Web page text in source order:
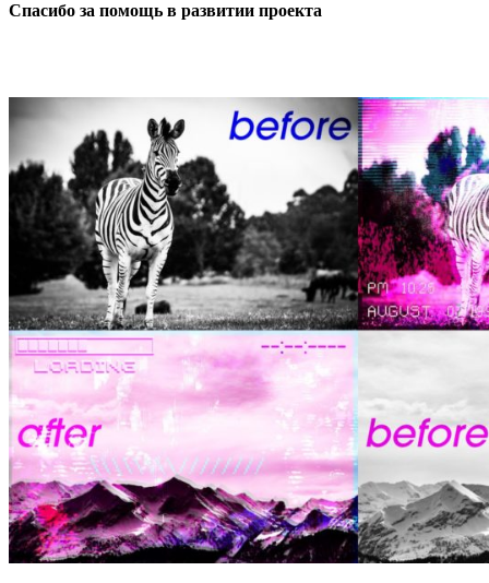
Спасибо за помощь в развитии проекта